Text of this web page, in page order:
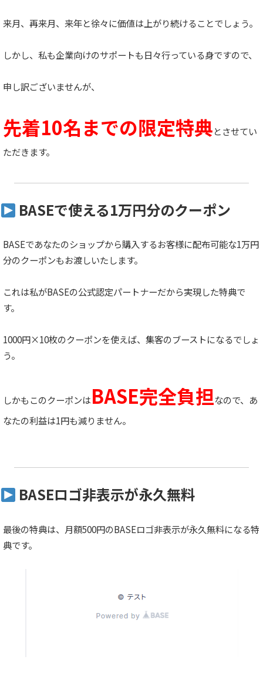
来月、再来月、来年と徐々に価値は上がり続けることでしょう。
しかし、私も企業向けのサポートも日々行っている身ですので、
申し訳ございませんが、
先着10名までの限定特典とさせてい
ただきます。
BASEで使える1万円分のクーポン
BASEであなたのショップから購入するお客様に配布可能な1万円
分のクーポンもお渡しいたします。
これは私がBASEの公式認定パートナーだから実現した特典で
す。
1000円×10枚のクーポンを使えば、集客のブーストになるでしょ
う。
しかもこのクーポンはBASE完全負担なので、あ
なたの利益は1円も減りません。
BASEロゴ非表示が永久無料
最後の特典は、月額500円のBASEロゴ非表示が永久無料になる特
典です。